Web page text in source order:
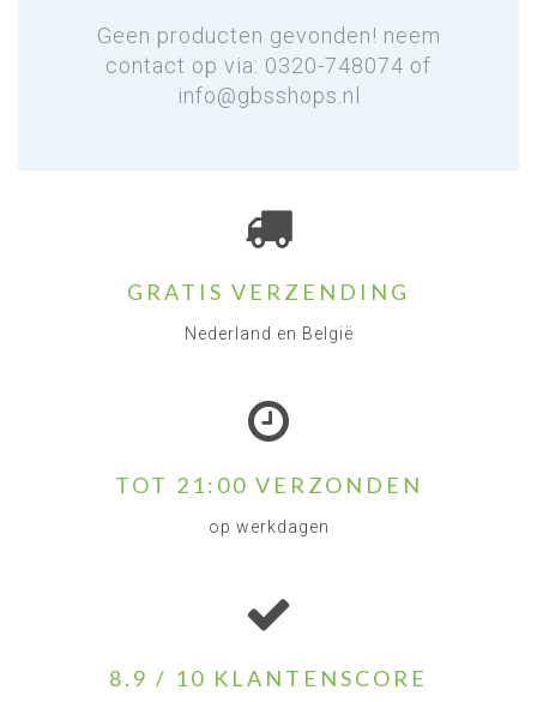
Geen producten gevonden! neem
contact op via: 0320-748074 of
info@gbsshops.nl
GRATIS VERZENDING
Nederland en België
TOT 21:00 VERZONDEN
op werkdagen
8.9 / 10 KLANTENSCORE